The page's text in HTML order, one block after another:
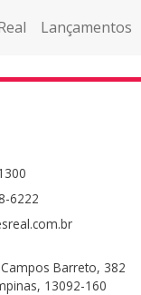
Lançamentos
6222
Barreto, 382
13092-160